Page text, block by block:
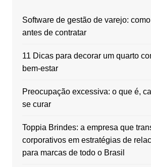
Software de gestão de varejo:
antes de contratar
11 Dicas para decorar um quarto
bem-estar
Preocupação excessiva: o que é,
se curar
Toppia Brindes: a empresa que
corporativos em estratégias de
para marcas de todo o Brasil